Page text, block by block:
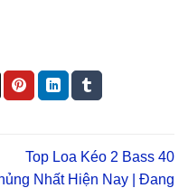
Top Loa Kéo 2 Bass 40
Nhất Hiện Nay | Đang